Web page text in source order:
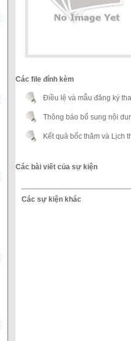
Các file đính kèm
Điều lệ và mẫu đăng ký
Thông báo bổ sung nội
Kết quả bốc thăm và Lịch
Các bài viết của sự kiện
Các sự kiện khác